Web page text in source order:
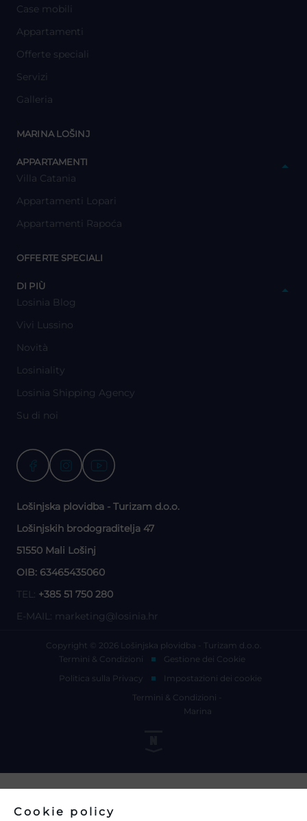
Case mobili
Appartamenti
Offerte speciali
Servizi
Galleria
MARINA LOŠINJ
APPARTAMENTI
Villa Catania
Appartamenti Lopari
Appartamenti Rapoća
OFFERTE SPECIALI
DI PIÙ
Losinia Blog
Vivi Lussino
Novità
Losiniality
Losinia Shipping Agency
Su di noi
Lošinjska plovidba - Turizam d.o.o.
Lošinjskih brodograditelja 47
51550 Mali Lošinj
OIB: 63465435060
TEL: +385 51 750 280
E-MAIL: marketing@losinia.hr
Copyright © 2026 Lošinjska plovidba - Turizam d.o.o.
Termini & Condizioni
Gestione dei Cookie
Politica sulla Privacy
Impostazioni dei cookie
Termini & Condizioni -
Marina
Cookie policy